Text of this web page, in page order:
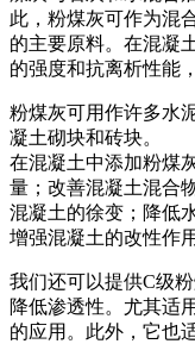
此，粉煤灰可作为混
的主要原料。在混凝
的强度和抗离析性能
粉煤灰可用作许多水
凝土砌块和砖块。
在混凝土中添加粉煤
量；改善混凝土混合
混凝土的徐变；降低
增强混凝土的改性作用
我们还可以提供C级
降低渗透性。尤其适
的应用。此外，它也